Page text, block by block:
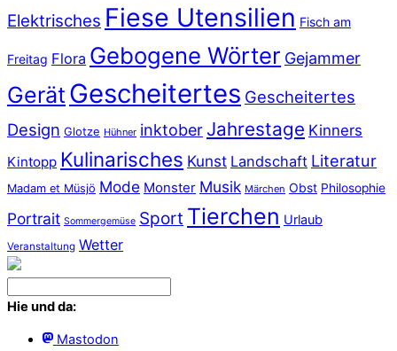
Elektrisches Fiese Utensilien Fisch am
Freitag Flora Gebogene Wörter Gejammer
Gerät Gescheitertes Gescheitertes
Design Glotze Hühner inktober Jahrestage Kinners
Kintopp Kulinarisches Kunst Landschaft Literatur
Madam et Müsjö Mode Monster Musik Märchen Obst Philosophie
Portrait Sommergemüse Sport Tierchen Urlaub
Veranstaltung Wetter
Hie und da:
Mastodon